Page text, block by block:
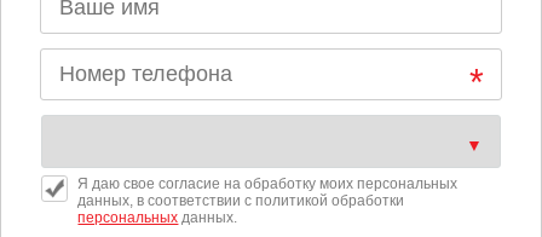
Я даю свое согласие на обработку моих персональных
данных, в соответствии с политикой обработки
персональных данных.